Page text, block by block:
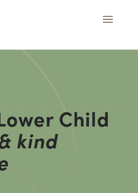
Child
kind